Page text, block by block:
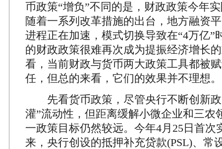
币政策“增负”不同的是，财政政策今年
随着一系列改革措施的出台，地方融资
进程正在加速，模式切换导致在“4万亿”
的财政政策很难再次成为提振经济增长
看，当前财政与货币两大政策工具都被
任，但总的来看，它们的效果并不理想。
先看货币政策，尽管央行不断创新政
灌”流动性，但距离缓解小微企业和三农
一政策目标仍然较远。今年4月25日首次
来，央行创设的抵押补充贷款(PSL)、常